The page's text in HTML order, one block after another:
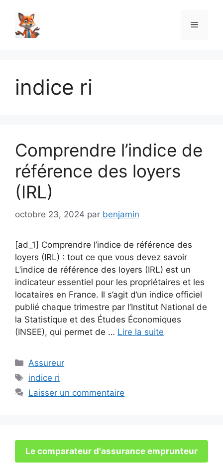
contenu
Menu
indice ri
Comprendre l’indice de
référence des loyers
(IRL)
octobre 23, 2024 par benjamin
[ad_1] Comprendre l’indice de référence des
loyers (IRL) : tout ce que vous devez savoir
L’indice de référence des loyers (IRL) est un
indicateur essentiel pour les propriétaires et les
locataires en France. Il s’agit d’un indice officiel
publié chaque trimestre par l’Institut National de
la Statistique et des Études Économiques
(INSEE), qui permet de … Lire la suite
Catégories
Assureur
Étiquettes
indice ri
Laisser un commentaire
Le comparateur d'assurance emprunteur